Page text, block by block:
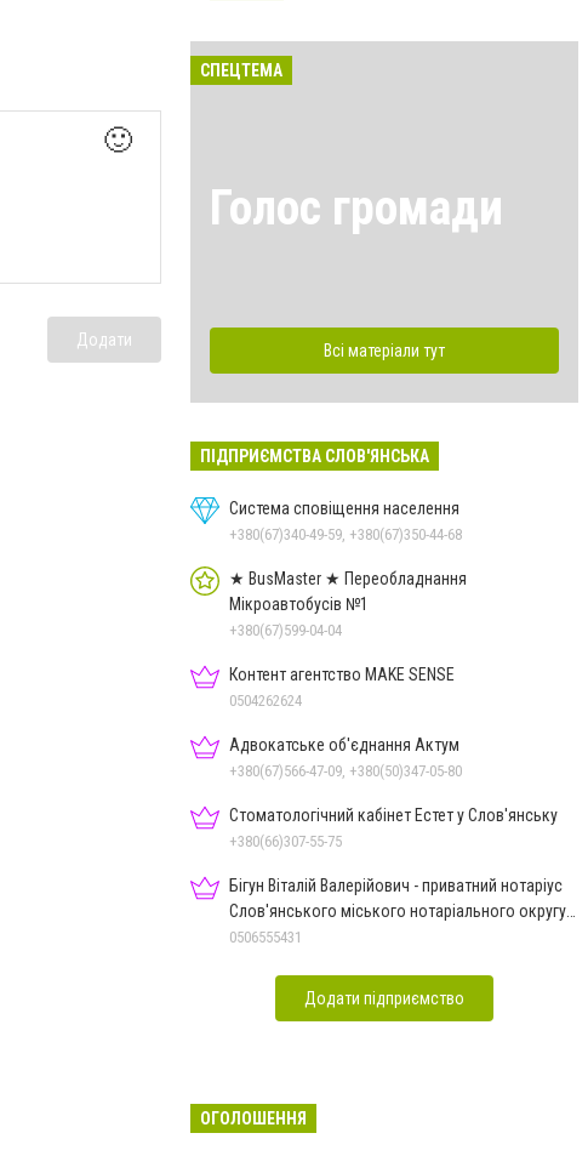
🙂
Додати
СПЕЦТЕМА
Голос громади
Всі матеріали тут
ПІДПРИЄМСТВА СЛОВ'ЯНСЬКА
Система сповіщення населення
+380(67)340-49-59, +380(67)350-44-68
★ BusMaster ★ Переобладнання
Мікроавтобусів №1
+380(67)599-04-04
Контент агентство MAKE SENSE
0504262624
Адвокатське об'єднання Актум
+380(67)566-47-09, +380(50)347-05-80
Стоматологічний кабінет Естет у Слов'янську
+380(66)307-55-75
Бігун Віталій Валерійович - приватний нотаріус
Слов'янського міського нотаріального округу
Дон.обл.
0506555431
Додати підприємство
ОГОЛОШЕННЯ